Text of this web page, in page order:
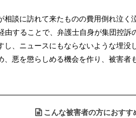
相談に訪れて来たものの費用倒れ泣く
由することで、弁護士自身が集団控
し、ニュースにもならないような埋
、悪を懲らしめる機会を作り、被害者
こんな被害者の方におすす